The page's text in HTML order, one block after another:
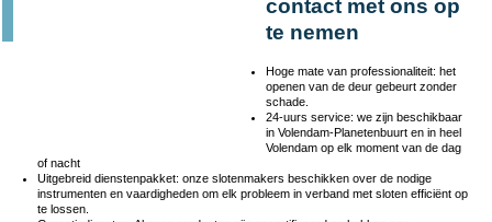
contact met ons op
te nemen
Hoge mate van professionaliteit: het
openen van de deur gebeurt zonder
schade.
24-uurs service: we zijn beschikbaar
in Volendam-Planetenbuurt en in heel
Volendam op elk moment van de dag
of nacht
Uitgebreid dienstenpakket: onze slotenmakers beschikken over de nodige
instrumenten en vaardigheden om elk probleem in verband met sloten efficiënt op
te lossen.